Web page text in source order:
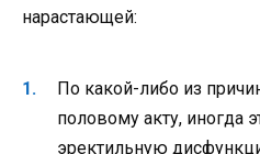
нарастающей:
По какой-либо из
половому акту, иногда
эректильную